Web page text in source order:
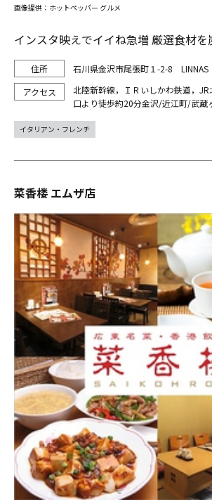
インスタ映えでイイね急増 厳選食材を
石川県金沢市尾張町１-2-8
北陸新幹線，ＩＲいしかわ鉄道，
口より徒歩約20分金沢/近江町/武蔵
画像提供：ホットペッパー グルメ
イタリアン・フレンチ
菜香楼 エムザ店